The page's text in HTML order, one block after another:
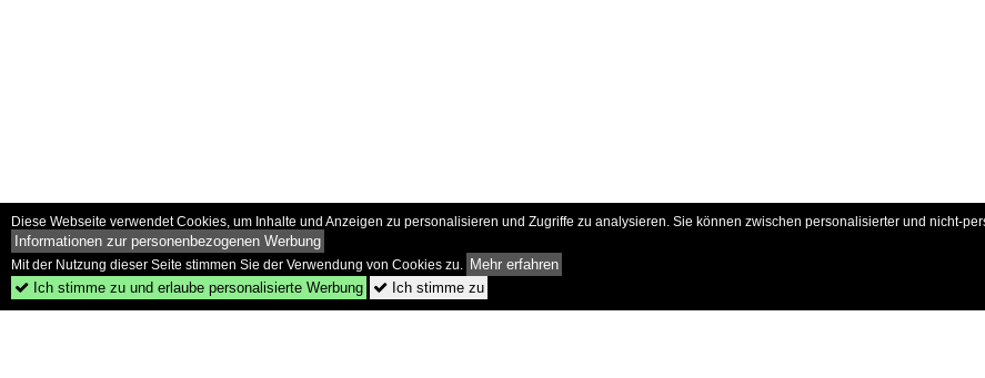
Diese Webseite verwendet Cookies, um Inhalte und Anzeigen zu personalisieren und Zugriffe zu analysieren. Sie können zwischen personalisierter und nicht-
Informationen zur personenbezogenen Werbung
Mit der Nutzung dieser Seite stimmen Sie der Verwendung von Cookies zu. Mehr erfahren
 Ich stimme zu und erlaube personalisierte Werbung  Ich stimme zu